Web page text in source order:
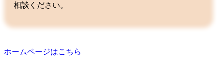
相談ください。
ホームページはこちら